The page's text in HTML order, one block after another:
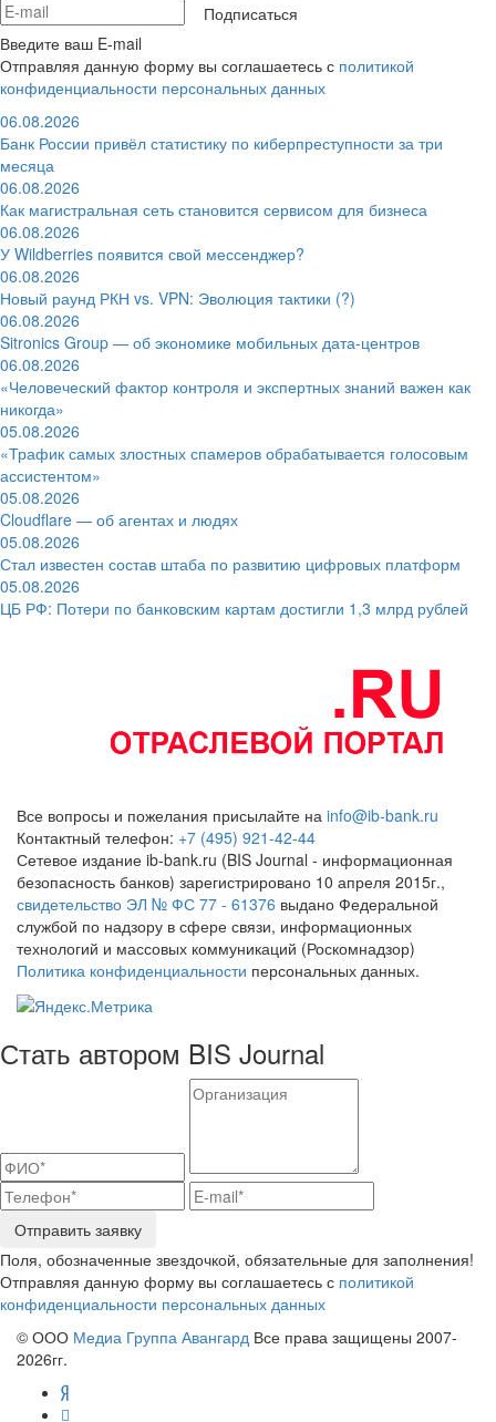
Подписаться
Введите ваш E-mail
Отправляя данную форму вы соглашаетесь с политикой
конфиденциальности персональных данных
06.08.2026
Банк России привёл статистику по киберпреступности за три
месяца
06.08.2026
Как магистральная сеть становится сервисом для бизнеса
06.08.2026
У Wildberries появится свой мессенджер?
06.08.2026
Новый раунд РКН vs. VPN: Эволюция тактики (?)
06.08.2026
Sitronics Group — об экономике мобильных дата-центров
06.08.2026
«Человеческий фактор контроля и экспертных знаний важен как
никогда»
05.08.2026
«Трафик самых злостных спамеров обрабатывается голосовым
ассистентом»
05.08.2026
Cloudflare — об агентах и людях
05.08.2026
Стал известен состав штаба по развитию цифровых платформ
05.08.2026
ЦБ РФ: Потери по банковским картам достигли 1,3 млрд рублей
Все вопросы и пожелания присылайте на info@ib-bank.ru
Контактный телефон: +7 (495) 921-42-44
Сетевое издание ib-bank.ru (BIS Journal - информационная
безопасность банков) зарегистрировано 10 апреля 2015г.,
свидетельство ЭЛ № ФС 77 - 61376 выдано Федеральной
службой по надзору в сфере связи, информационных
технологий и массовых коммуникаций (Роскомнадзор)
Политика конфиденциальности персональных данных.
Стать автором BIS Journal
Отправить заявку
Поля, обозначенные звездочкой, обязательные для заполнения!
Отправляя данную форму вы соглашаетесь с политикой
конфиденциальности персональных данных
© ООО Медиа Группа Авангард Все права защищены 2007-
2026гг.